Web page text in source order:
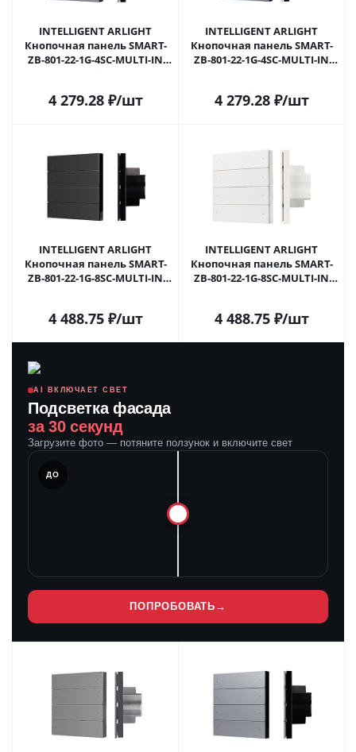
INTELLIGENT ARLIGHT
Кнопочная панель SMART-
ZB-801-22-1G-4SC-MULTI-IN
Самаре
4 279.28₽/шт
INTELLIGENT ARLIGHT
Кнопочная панель SMART-
ZB-801-22-1G-4SC-MULTI-IN
Самаре
4 279.28₽/шт
INTELLIGENT ARLIGHT
Кнопочная панель SMART-
ZB-801-22-1G-8SC-MULTI-IN
Самаре
4 488.75₽/шт
INTELLIGENT ARLIGHT
Кнопочная панель SMART-
ZB-801-22-1G-8SC-MULTI-IN
Самаре
4 488.75₽/шт
AI ВКЛЮЧАЕТ СВЕТ
Подсветка фасада
за 30 секунд
Загрузите фото — потяните ползунок и включите свет
ДО
ПОПРОБОВАТЬ →